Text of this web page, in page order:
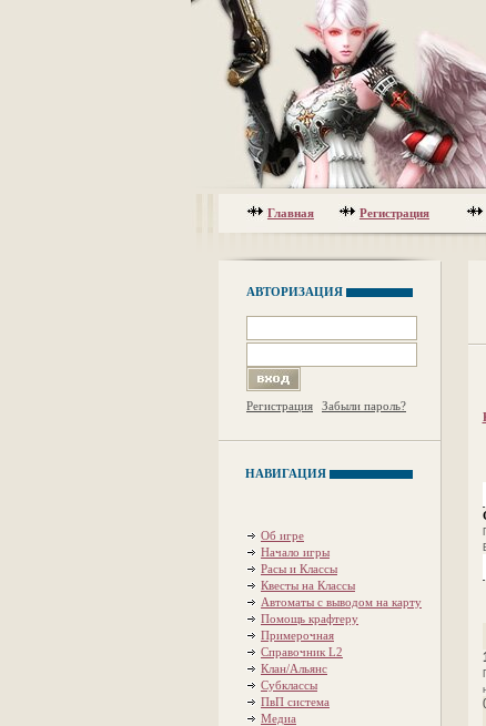
Главная Регистрация
АВТОРИЗАЦИЯ
Регистрация Забыли пароль?
НАВИГАЦИЯ
Об игре
Начало игры
Расы и Классы
Квесты на Классы
Автоматы с выводом на карту
Помощь крафтеру
Примерочная
Справочник L2
Клан/Альянс
Субклассы
ПвП система
Медиа